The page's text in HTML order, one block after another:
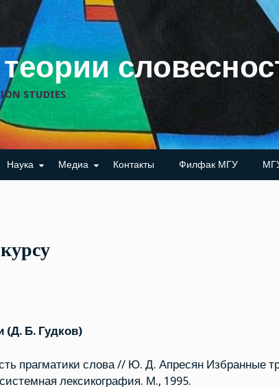
STUDIES
Наука Медиа Контакты Филфак МГУ
(Д. Б. Гудков)
прагматики слова // Ю. Д. Апресян Избранные
лексикография. М., 1995.